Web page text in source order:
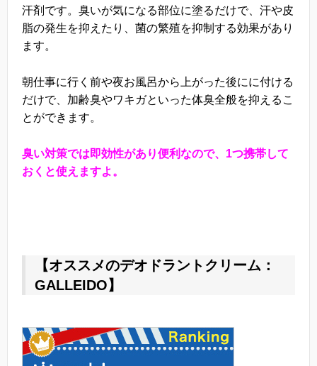
汗剤です。臭いが気になる部位に塗るだけで、汗や皮
脂の発生を抑えたり、菌の繁殖を抑制する効果があり
ます。
朝仕事に行く前や夜お風呂から上がった後にに付ける
だけで、加齢臭やワキガといった体臭全般を抑えるこ
とができます。
臭い対策では即効性があり便利なので、1つ携帯して
おくと使えますよ。
【オススメのデオドラントクリーム：
GALLEIDO】